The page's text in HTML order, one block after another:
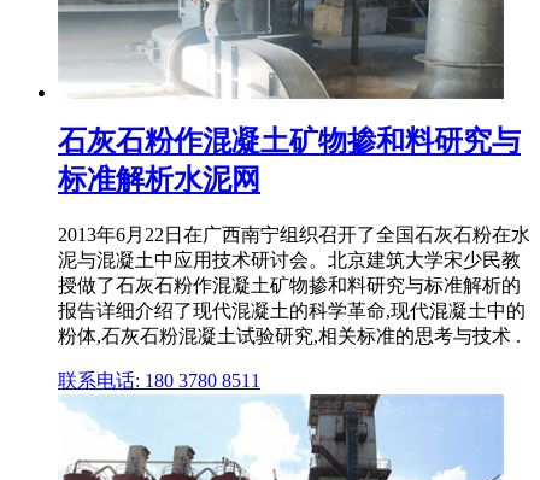
石灰石粉作混凝土矿物掺和料研究与
标准解析水泥网
2013年6月22日在广西南宁组织召开了全国石灰石粉在水
泥与混凝土中应用技术研讨会。北京建筑大学宋少民教
授做了石灰石粉作混凝土矿物掺和料研究与标准解析的
报告详细介绍了现代混凝土的科学革命,现代混凝土中的
粉体,石灰石粉混凝土试验研究,相关标准的思考与技术 .
联系电话: 180 3780 8511